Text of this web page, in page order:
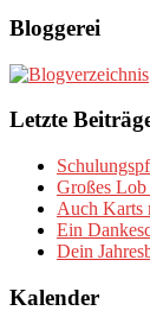
Bloggerei
Letzte
Großes
Auch Karts
Ein
Dein
Kalender